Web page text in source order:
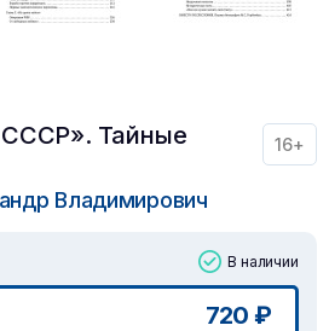
Тайные
16+
Владимирович
В наличии
720 ₽